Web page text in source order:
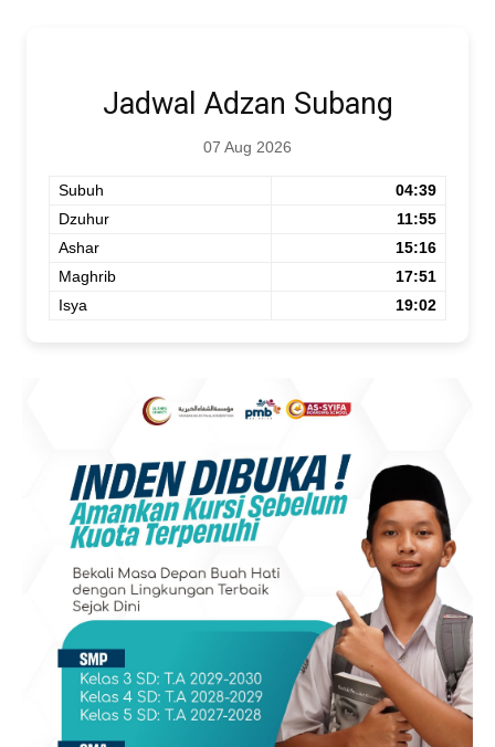
Jadwal Adzan Subang
07 Aug 2026
Subuh
04:39
Dzuhur
11:55
Ashar
15:16
Maghrib
17:51
Isya
19:02